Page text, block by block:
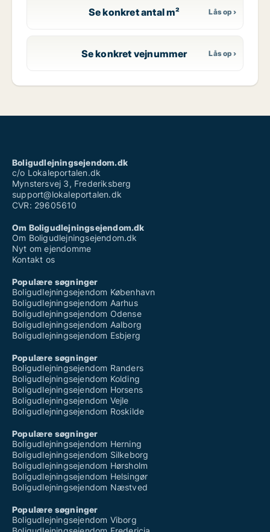
Se konkret antal m²
Se konkret vejnummer
Boligudlejningsejendom.dk
c/o Lokaleportalen.dk
Mynstersvej 3, Frederiksberg
support@lokaleportalen.dk
CVR: 29605610
Om Boligudlejningsejendom.dk
Om Boligudlejningsejendom.dk
Nyt om ejendomme
Kontakt os
Populære søgninger
Boligudlejningsejendom København
Boligudlejningsejendom Aarhus
Boligudlejningsejendom Odense
Boligudlejningsejendom Aalborg
Boligudlejningsejendom Esbjerg
Populære søgninger
Boligudlejningsejendom Randers
Boligudlejningsejendom Kolding
Boligudlejningsejendom Horsens
Boligudlejningsejendom Vejle
Boligudlejningsejendom Roskilde
Populære søgninger
Boligudlejningsejendom Herning
Boligudlejningsejendom Silkeborg
Boligudlejningsejendom Hørsholm
Boligudlejningsejendom Helsingør
Boligudlejningsejendom Næstved
Populære søgninger
Boligudlejningsejendom Viborg